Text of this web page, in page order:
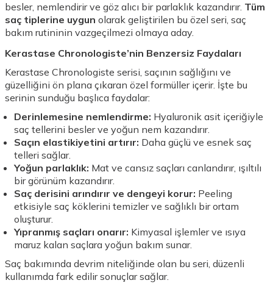
besler, nemlendirir ve göz alıcı bir parlaklık kazandırır. Tüm
saç tiplerine uygun olarak geliştirilen bu özel seri, saç
bakım rutininin vazgeçilmezi olmaya aday.
Kerastase Chronologiste’nin Benzersiz Faydaları
Kerastase Chronologiste serisi, saçının sağlığını ve
güzelliğini ön plana çıkaran özel formüller içerir. İşte bu
serinin sunduğu başlıca faydalar:
Derinlemesine nemlendirme: Hyaluronik asit içeriğiyle
saç tellerini besler ve yoğun nem kazandırır.
Saçın elastikiyetini artırır: Daha güçlü ve esnek saç
telleri sağlar.
Yoğun parlaklık: Mat ve cansız saçları canlandırır, ışıltılı
bir görünüm kazandırır.
Saç derisini arındırır ve dengeyi korur: Peeling
etkisiyle saç köklerini temizler ve sağlıklı bir ortam
oluşturur.
Yıpranmış saçları onarır: Kimyasal işlemler ve ısıya
maruz kalan saçlara yoğun bakım sunar.
Saç bakımında devrim niteliğinde olan bu seri, düzenli
kullanımda fark edilir sonuçlar sağlar.